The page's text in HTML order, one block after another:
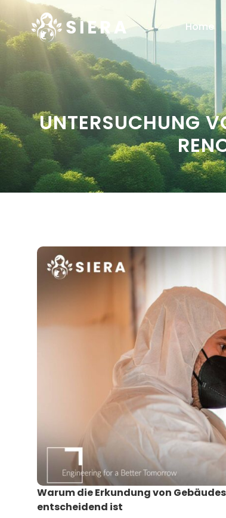
Home
UNTERSUCHUNG
Warum die Erkundung von
entscheidend ist